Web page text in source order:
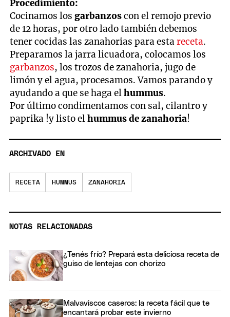
Procedimiento:
Cocinamos losgarbanzoscon el remojo previo
de 12 horas, por otro lado también debemos
tener cocidas las zanahorias para estareceta.
Preparamos la jarra licuadora, colocamos los
garbanzos, los trozos de zanahoria, jugo de
limón y el agua, procesamos. Vamos parando y
ayudando a que se haga elhummus.
Por último condimentamos con sal, cilantro y
paprika !y listo elhummus de zanahoria!
ARCHIVADO EN
RECETA HUMMUS ZANAHORIA
NOTAS RELACIONADAS
¿Tenés frío? Prepará esta deliciosa receta de
guiso de lentejas con chorizo
Malvaviscos caseros: la receta fácil que te
encantará probar este invierno